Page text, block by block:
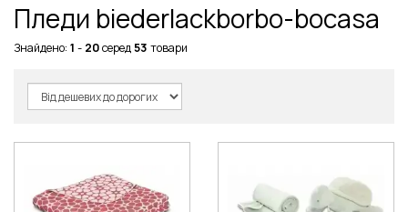
Пледи biederlackborbo-bocasa
Знайдено: 1 - 20серед53 товари